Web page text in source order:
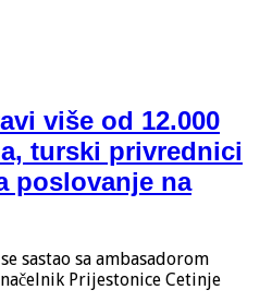
više od 12.000
turski privrednici
poslovanje na
sastao sa ambasadorom
Prijestonice Cetinje